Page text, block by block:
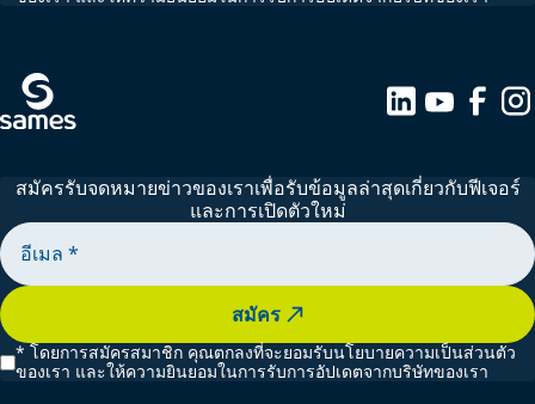
สมัครรับจดหมายข่าวของเราเพื่อรับข้อมูลล่าสุดเกี่ยวกับฟีเจอร์
และการเปิดตัวใหม่
สมัคร
* โดยการสมัครสมาชิก คุณตกลงที่จะยอมรับนโยบายความเป็นส่วนตัว
ของเรา และให้ความยินยอมในการรับการอัปเดตจากบริษัทของเรา